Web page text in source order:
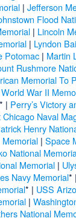
| Jefferson
Flood
| Lincoln
| Lyndon
Potomac | Martin
Rushmore
Memorial To
War II
| Perry’s Victory
Chicago Naval
Henry
| Space
National
Memorial|
Navy Memorial* |
* | USS
|
National